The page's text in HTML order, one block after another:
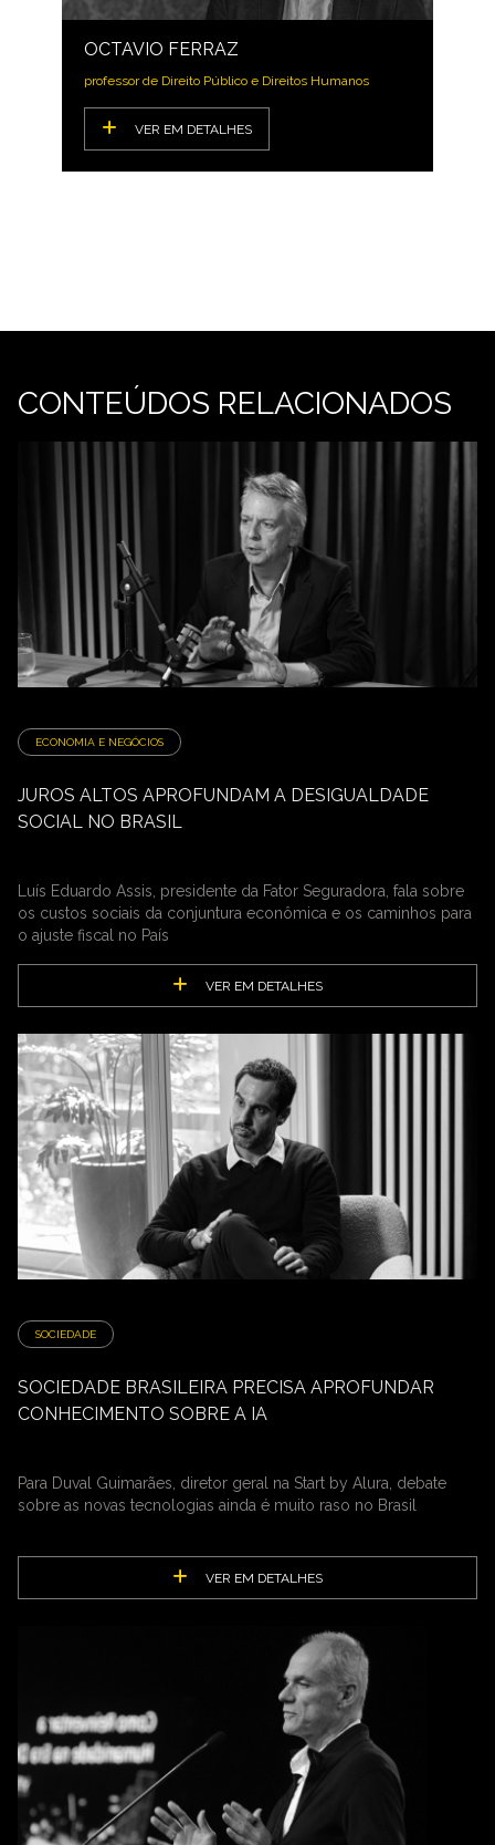
OCTAVIO FERRAZ
professor de Direito Público e Direitos Humanos
VER EM DETALHES
CONTEÚDOS RELACIONADOS
ECONOMIA E NEGÓCIOS
JUROS ALTOS APROFUNDAM A DESIGUALDADE
SOCIAL NO BRASIL
Luís Eduardo Assis, presidente da Fator Seguradora, fala sobre
os custos sociais da conjuntura econômica e os caminhos para
o ajuste fiscal no País
VER EM DETALHES
SOCIEDADE
SOCIEDADE BRASILEIRA PRECISA APROFUNDAR
CONHECIMENTO SOBRE A IA
Para Duval Guimarães, diretor geral na Start by Alura, debate
sobre as novas tecnologias ainda é muito raso no Brasil
VER EM DETALHES